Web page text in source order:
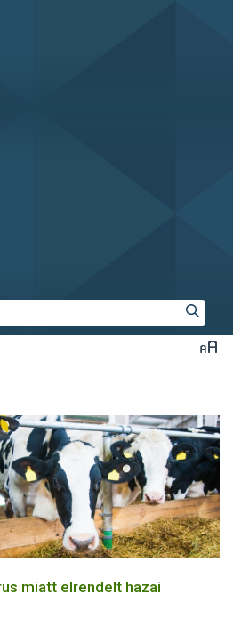
miatt elrendelt hazai